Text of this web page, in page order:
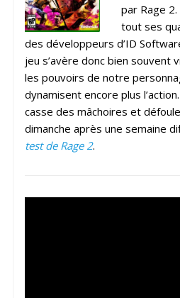
par Rage
tout ses
des développeurs d’ID
jeu s’avère donc bien souvent
les pouvoirs de notre
dynamisent encore plus
casse des mâchoires et
dimanche après une semaine
test de Rage 2.